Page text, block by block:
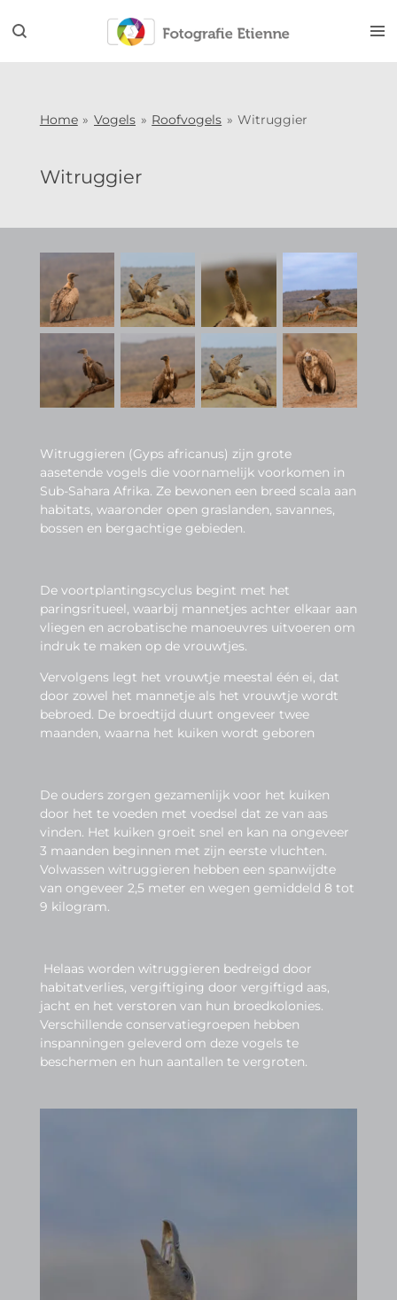
direct
Home » Vogels » Roofvogels » Witruggier
Witruggier
Witruggieren (Gyps africanus) zijn grote
aasetende vogels die voornamelijk voorkomen in
Sub-Sahara Afrika. Ze bewonen een breed scala aan
habitats, waaronder open graslanden, savannes,
bossen en bergachtige gebieden.
De voortplantingscyclus begint met het
paringsritueel, waarbij mannetjes achter elkaar aan
vliegen en acrobatische manoeuvres uitvoeren om
indruk te maken op de vrouwtjes.
Vervolgens legt het vrouwtje meestal één ei, dat
door zowel het mannetje als het vrouwtje wordt
bebroed. De broedtijd duurt ongeveer twee
maanden, waarna het kuiken wordt geboren
De ouders zorgen gezamenlijk voor het kuiken
door het te voeden met voedsel dat ze van aas
vinden. Het kuiken groeit snel en kan na ongeveer
3 maanden beginnen met zijn eerste vluchten.
Volwassen witruggieren hebben een spanwijdte
van ongeveer 2,5 meter en wegen gemiddeld 8 tot
9 kilogram.
Helaas worden witruggieren bedreigd door
habitatverlies, vergiftiging door vergiftigd aas,
jacht en het verstoren van hun broedkolonies.
Verschillende conservatiegroepen hebben
inspanningen geleverd om deze vogels te
beschermen en hun aantallen te vergroten.